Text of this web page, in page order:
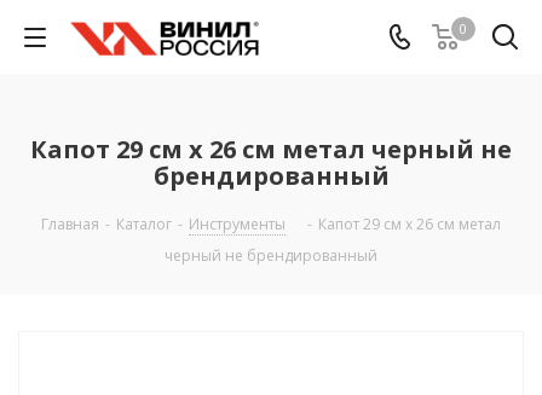
0
Капот 29 см х 26 см метал черный не
брендированный
Главная - Каталог - Инструменты - Капот 29 см х 26 см метал
черный не брендированный